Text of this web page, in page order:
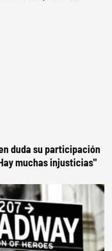
duda su participación
muchas injusticias"